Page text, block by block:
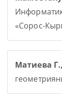
«Сорос-
Матиева